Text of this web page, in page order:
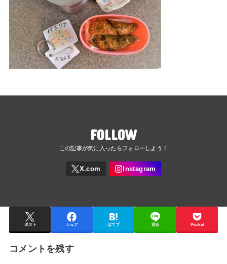
FOLLOW
ポスト シェア はてブ 送る Pocket
コメントを残す